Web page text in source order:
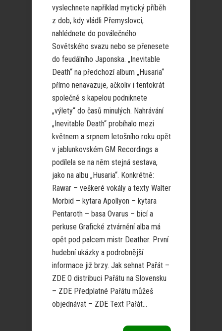
vyslechnete například mytický příběh
z dob, kdy vládli Přemyslovci,
nahlédnete do poválečného
Sovětského svazu nebo se přenesete
do feudálního Japonska. „Inevitable
Death“ na předchozí album „Husaria“
přímo nenavazuje, ačkoliv i tentokrát
společně s kapelou podniknete
„výlety“ do časů minulých. Nahrávání
„Inevitable Death“ probíhalo mezi
květnem a srpnem letošního roku opět
v jablunkovském GM Recordings a
podílela se na něm stejná sestava,
jako na albu „Husaria“. Konkrétně:
Rawar – veškeré vokály a texty Walter
Morbid – kytara Apollyon – kytara
Pentaroth – basa Ovarus – bicí a
perkuse Grafické ztvárnění alba má
opět pod palcem mistr Deather. První
hudební ukázky a podrobnější
informace již brzy. Jak sehnat Pařát –
ZDE O distribuci Pařátu na Slovensku
– ZDE Předplatné Pařátu můžeš
objednávat – ZDE Text Pařát...